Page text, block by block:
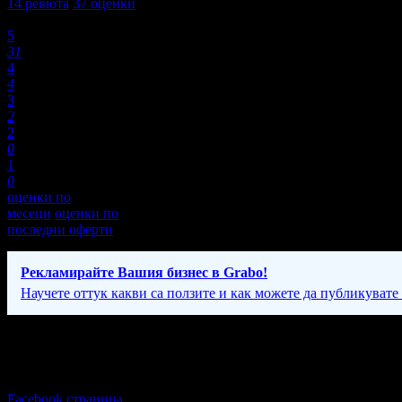
14 ревюта 37 оценки
5
31
4
4
3
2
2
0
1
0
оценки по
месеци оценки по
последни оферти
Рекламирайте Вашия бизнес в Grabo!
Научете оттук какви са ползите и как можете да публикувате
Facebook страница